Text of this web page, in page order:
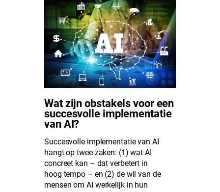
Wat zijn obstakels voor een
succesvolle implementatie
van AI?
Succesvolle implementatie van AI
hangt op twee zaken: (1) wat AI
concreet kan – dat verbetert in
hoog tempo – en (2) de wil van de
mensen om AI werkelijk in hun